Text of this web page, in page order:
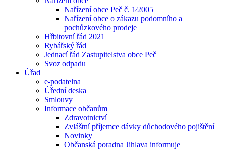
Nařízení obce Peč č. 1⁄2005
Nařízení obce o zákazu podomního a
pochůzkového prodeje
Hřbitovní řád 2021
Rybářský řád
Jednací řád Zastupitelstva obce Peč
Svoz odpadu
Úřad
e-podatelna
Úřední deska
Smlouvy
Informace občanům
Zdravotnictví
Zvláštní příjemce dávky důchodového pojištění
Novinky
Občanská poradna Jihlava informuje